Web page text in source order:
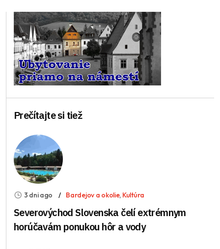
Prečítajte si tiež
3 dni ago Bardejov a okolie, Kultúra
Severovýchod Slovenska čelí extrémnym
horúčavám ponukou hôr a vody